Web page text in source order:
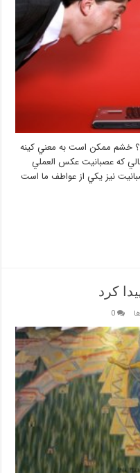
خشم ممكن است به معني كينه
كه عصبانيت عكس العملي
نيز يكي از عواطف ما است
کرد
0